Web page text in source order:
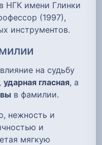
НГК имени Глинки
(1997),
инструментов.
на судьбу
, ударная гласная, а
в фамилии.
нежность и
и
мягкую